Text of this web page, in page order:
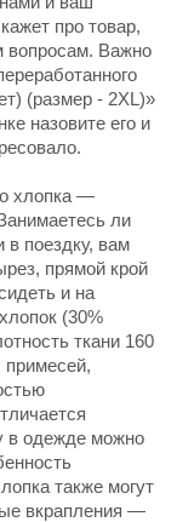
про товар,
вопросам. Важно
(размер - 2XL)»
назовите его и
хлопка —
ли
в поездку, вам
прямой крой
и на
(30%
ткани 160
примесей,
в одежде можно
также могут
вкрапления —